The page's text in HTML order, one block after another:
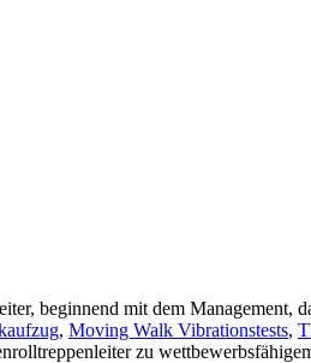
beginnend mit dem Management,
, Moving Walk Vibrationstests,
zu